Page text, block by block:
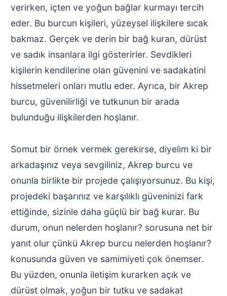
verirken, içten ve yoğun bağlar kurmayı tercih
eder. Bu burcun kişileri, yüzeysel ilişkilere sıcak
bakmaz. Gerçek ve derin bir bağ kuran, dürüst
ve sadık insanlara ilgi gösterirler. Sevdikleri
kişilerin kendilerine olan güvenini ve sadakatini
hissetmeleri onları mutlu eder. Ayrıca, bir Akrep
burcu, güvenilirliği ve tutkunun bir arada
bulunduğu ilişkilerden hoşlanır.
Somut bir örnek vermek gerekirse, diyelim ki bir
arkadaşınız veya sevgiliniz, Akrep burcu ve
onunla birlikte bir projede çalışıyorsunuz. Bu kişi,
projedeki başarınız ve karşılıklı güveninizi fark
ettiğinde, sizinle daha güçlü bir bağ kurar. Bu
durum, onun nelerden hoşlanır? sorusuna net bir
yanıt olur çünkü Akrep burcu nelerden hoşlanır?
konusunda güven ve samimiyeti çok önemser.
Bu yüzden, onunla iletişim kurarken açık ve
dürüst olmak, yoğun bir tutku ve sadakat